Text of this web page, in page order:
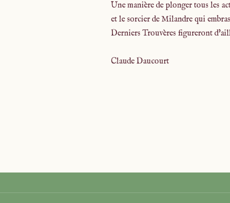
Une manière de plonger tous les
et le sorcier de Milandre qui
Derniers Trouvères figureront
Claude Daucourt